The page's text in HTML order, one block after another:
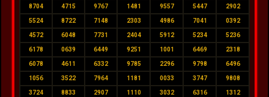
8704 4715 9767 1481 9557 5447 2902
5524 8722 7148 2303 4986 7041 0392
4572 6048 7731 2404 5912 5234 5236
6178 0639 6449 9251 1001 6469 2318
6078 4611 6332 9785 2296 9798 6496
1056 3522 7964 1181 0033 3747 9808
3724 8833 2907 1110 3032 6316 1312